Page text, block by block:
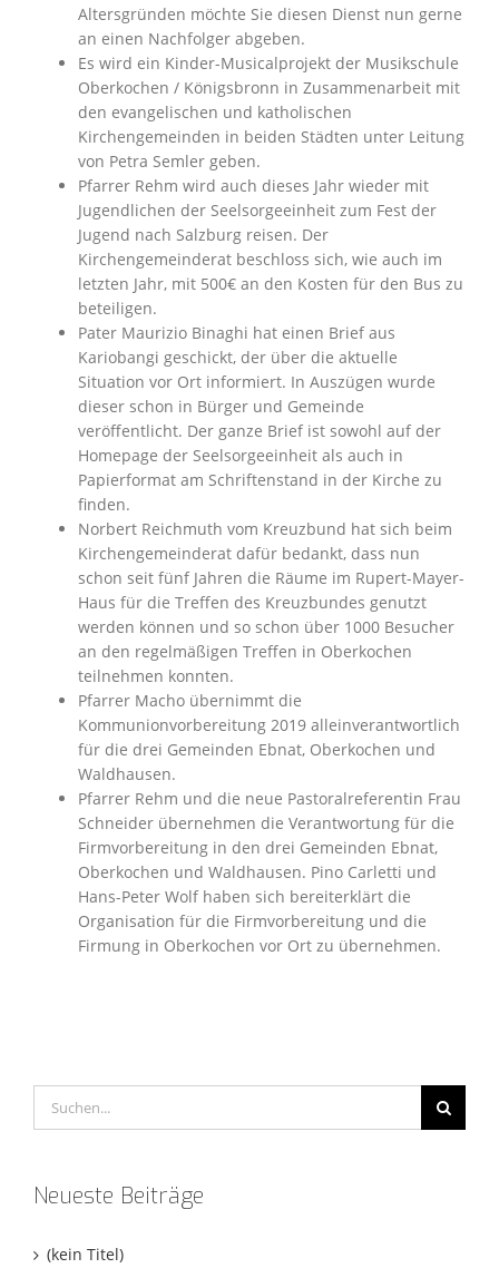
Altersgründen möchte Sie diesen Dienst nun gerne
an einen Nachfolger abgeben.
Es wird ein Kinder-Musicalprojekt der Musikschule
Oberkochen / Königsbronn in Zusammenarbeit mit
den evangelischen und katholischen
Kirchengemeinden in beiden Städten unter Leitung
von Petra Semler geben.
Pfarrer Rehm wird auch dieses Jahr wieder mit
Jugendlichen der Seelsorgeeinheit zum Fest der
Jugend nach Salzburg reisen. Der
Kirchengemeinderat beschloss sich, wie auch im
letzten Jahr, mit 500€ an den Kosten für den Bus zu
beteiligen.
Pater Maurizio Binaghi hat einen Brief aus
Kariobangi geschickt, der über die aktuelle
Situation vor Ort informiert. In Auszügen wurde
dieser schon in Bürger und Gemeinde
veröffentlicht. Der ganze Brief ist sowohl auf der
Homepage der Seelsorgeeinheit als auch in
Papierformat am Schriftenstand in der Kirche zu
finden.
Norbert Reichmuth vom Kreuzbund hat sich beim
Kirchengemeinderat dafür bedankt, dass nun
schon seit fünf Jahren die Räume im Rupert-Mayer-
Haus für die Treffen des Kreuzbundes genutzt
werden können und so schon über 1000 Besucher
an den regelmäßigen Treffen in Oberkochen
teilnehmen konnten.
Pfarrer Macho übernimmt die
Kommunionvorbereitung 2019 alleinverantwortlich
für die drei Gemeinden Ebnat, Oberkochen und
Waldhausen.
Pfarrer Rehm und die neue Pastoralreferentin Frau
Schneider übernehmen die Verantwortung für die
Firmvorbereitung in den drei Gemeinden Ebnat,
Oberkochen und Waldhausen. Pino Carletti und
Hans-Peter Wolf haben sich bereiterklärt die
Organisation für die Firmvorbereitung und die
Firmung in Oberkochen vor Ort zu übernehmen.
nach:
Neueste Beiträge
(kein Titel)